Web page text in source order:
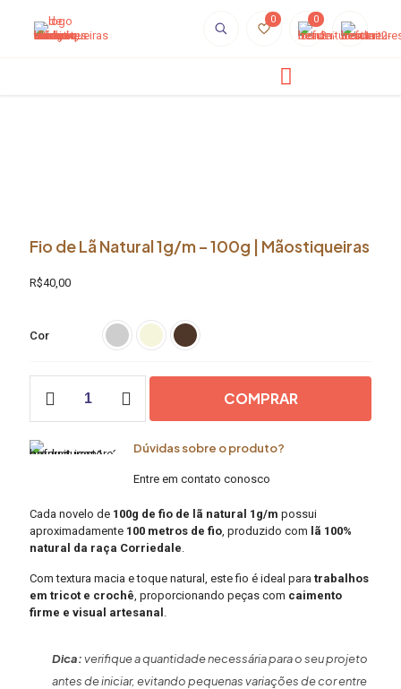
0 0
Fio de Lã Natural 1g/m – 100g | Mãostiqueiras
R$40,00
Cor
1g/m
Mãostiqueiras
quantidade
COMPRAR
Dúvidas sobre o produto?
Entre em contato conosco
Cada novelo de 100g de fio de lã natural 1g/m possui
aproximadamente 100 metros de fio, produzido com lã 100%
natural da raça Corriedale.
Com textura macia e toque natural, este fio é ideal para trabalhos
em tricot e crochê, proporcionando peças com caimento
firme e visual artesanal .
Dica:verifique a quantidade necessária para o seu projeto
antes de iniciar, evitando pequenas variações de cor entre